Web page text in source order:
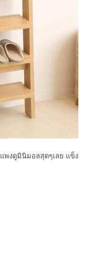
พงดูมินิมอลสุดๆเลย แข็ง